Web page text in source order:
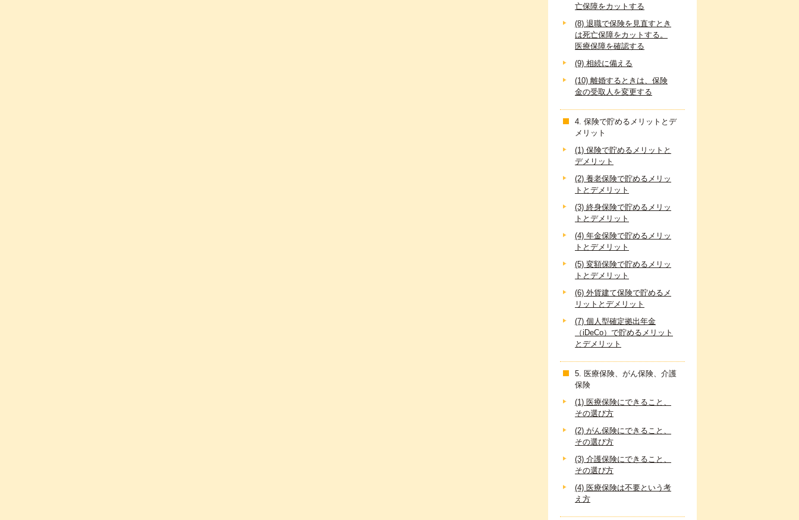
亡保障をカットする
(8) 退職で保険を見直すとき
は死亡保障をカットする。
医療保障を確認する
(9) 相続に備える
(10) 離婚するときは、保険
金の受取人を変更する
4. 保険で貯めるメリットとデ
メリット
(1) 保険で貯めるメリットと
デメリット
(2) 養老保険で貯めるメリッ
トとデメリット
(3) 終身保険で貯めるメリッ
トとデメリット
(4) 年金保険で貯めるメリッ
トとデメリット
(5) 変額保険で貯めるメリッ
トとデメリット
(6) 外貨建て保険で貯めるメ
リットとデメリット
(7) 個人型確定拠出年金
（iDeCo）で貯めるメリット
とデメリット
5. 医療保険、がん保険、介護
保険
(1) 医療保険にできること、
その選び方
(2) がん保険にできること、
その選び方
(3) 介護保険にできること、
その選び方
(4) 医療保険は不要という考
え方